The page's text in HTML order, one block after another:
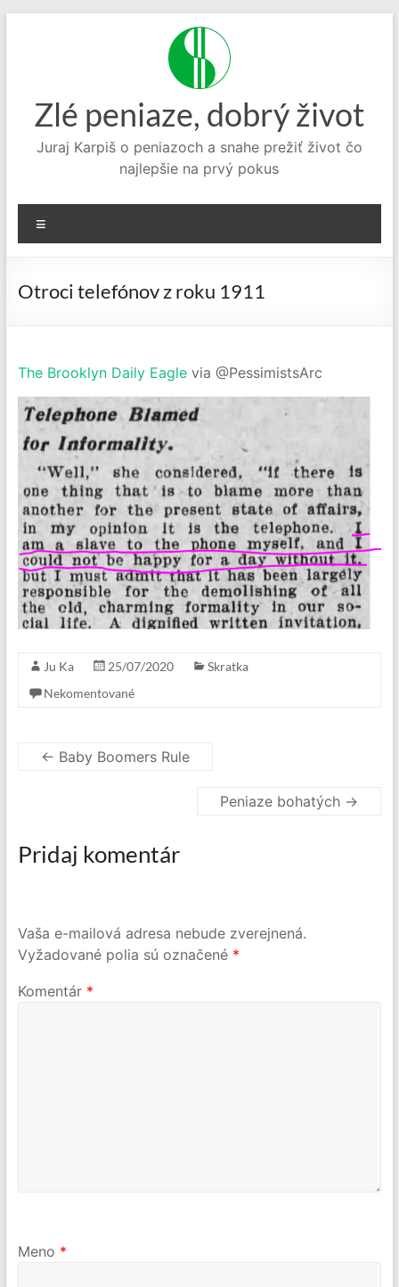
Zlé peniaze, dobrý život
Juraj Karpiš o peniazoch a snahe prežiť život čo
najlepšie na prvý pokus
Otroci telefónov z roku 1911
The Brooklyn Daily Eaglevia @PessimistsArc
Ju Ka 25/07/2020
Skratka
Nekomentované
← Baby Boomers Rule
Peniaze bohatých →
Pridaj komentár
Vaša e-mailová adresa nebude zverejnená.
Vyžadované polia sú označené *
Komentár *
Meno *